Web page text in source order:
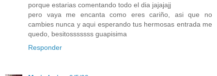
porque estarias comentando todo el dia jajajajj
pero vaya me encanta como eres cariño, asi que no
cambies nunca y aqui esperando tus hermosas entrada me
quedo, besitosssssss guapisima
Responder